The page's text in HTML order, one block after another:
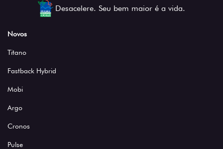
Desacelere. Seu bem maior é a vida.
Novos
Titano
Fastback Hybrid
Mobi
Argo
Cronos
Pulse